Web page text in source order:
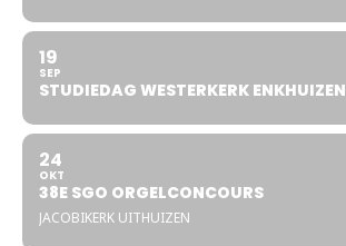
19
SEP
STUDIEDAG WESTERKERK ENKHUIZEN
24
OKT
38E SGO ORGELCONCOURS
JACOBIKERK UITHUIZEN